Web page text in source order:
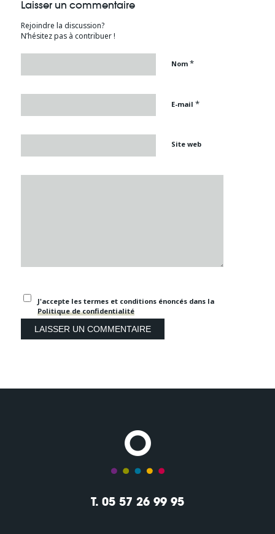
Laisser un commentaire
Rejoindre la discussion?
N’hésitez pas à contribuer !
Nom *
E-mail *
Site web
J'accepte les termes et conditions énoncés dans la
Politique de confidentialité
T. 05 57 26 99 95